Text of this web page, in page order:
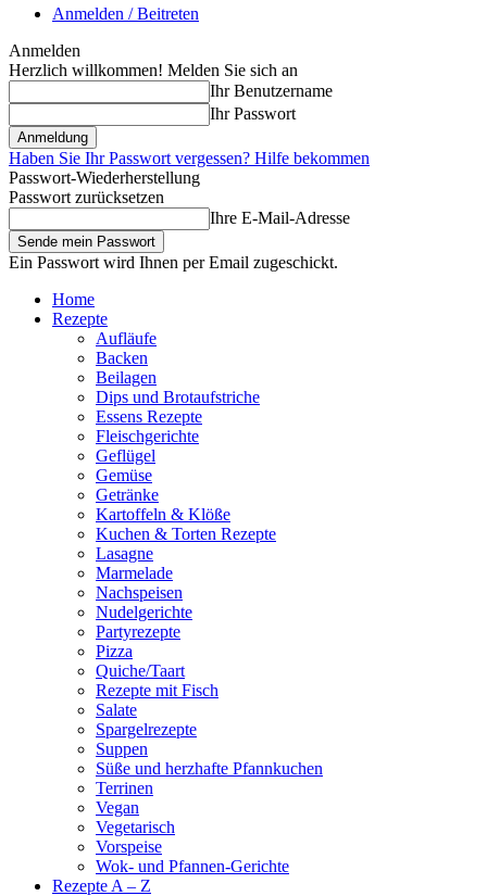
Anmelden / Beitreten
Anmelden
Herzlich willkommen! Melden Sie sich an
Ihr Benutzername
Ihr Passwort
Haben Sie Ihr Passwort vergessen? Hilfe bekommen
Passwort-Wiederherstellung
Passwort zurücksetzen
Ihre E-Mail-Adresse
Ein Passwort wird Ihnen per Email zugeschickt.
Home
Rezepte
Aufläufe
Backen
Beilagen
Dips und Brotaufstriche
Essens Rezepte
Fleischgerichte
Geflügel
Gemüse
Getränke
Kartoffeln & Klöße
Kuchen & Torten Rezepte
Lasagne
Marmelade
Nachspeisen
Nudelgerichte
Partyrezepte
Pizza
Quiche/Taart
Rezepte mit Fisch
Salate
Spargelrezepte
Suppen
Süße und herzhafte Pfannkuchen
Terrinen
Vegan
Vegetarisch
Vorspeise
Wok- und Pfannen-Gerichte
Rezepte A – Z